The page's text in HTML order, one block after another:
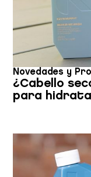
Novedades y
¿Cabello
para